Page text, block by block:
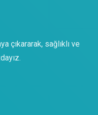
çıkararak, sağlıklı ve